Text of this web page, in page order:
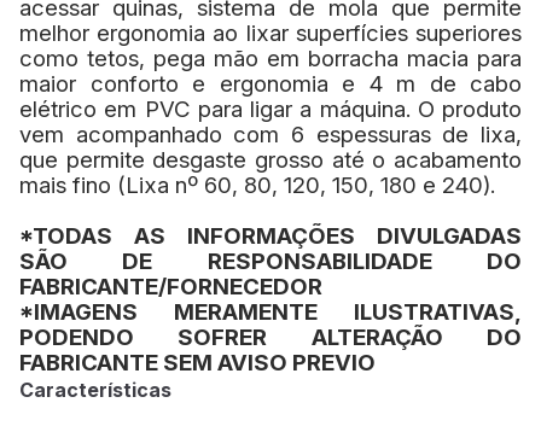
acessar quinas, sistema de mola que permite
melhor ergonomia ao lixar superfícies superiores
como tetos, pega mão em borracha macia para
maior conforto e ergonomia e 4 m de cabo
elétrico em PVC para ligar a máquina. O produto
vem acompanhado com 6 espessuras de lixa,
que permite desgaste grosso até o acabamento
mais fino (Lixa nº 60, 80, 120, 150, 180 e 240).
*TODAS AS INFORMAÇÕES DIVULGADAS
SÃO DE RESPONSABILIDADE DO
FABRICANTE/FORNECEDOR
*IMAGENS MERAMENTE ILUSTRATIVAS,
PODENDO SOFRER ALTERAÇÃO DO
FABRICANTE SEM AVISO PREVIO
Características